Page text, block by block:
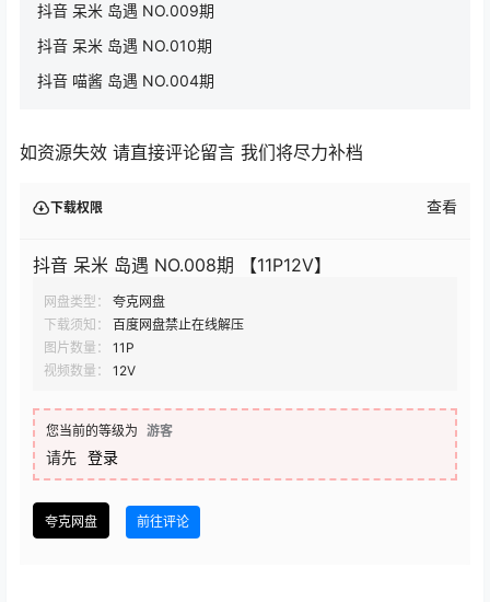
抖音 呆米 岛遇 NO.009期
抖音 呆米 岛遇 NO.010期
抖音 喵酱 岛遇 NO.004期
如资源失效 请直接评论留言 我们将尽力补档
下载权限 查看
抖音 呆米 岛遇 NO.008期 【11P12V】
网盘类型：
夸克网盘
下载须知：
百度网盘禁止在线解压
图片数量：
11P
视频数量：
12V
您当前的等级为 游客
请先 登录
夸克网盘 前往评论